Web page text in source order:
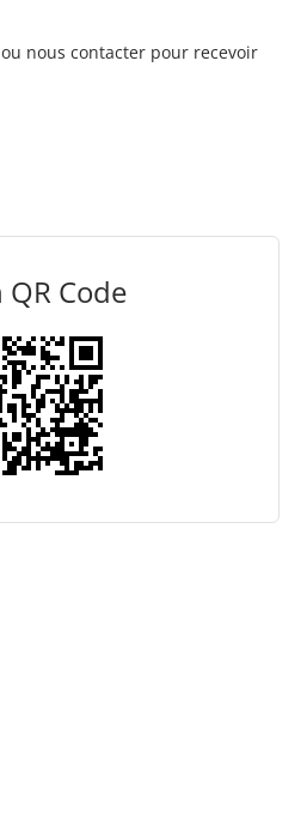
nous contacter pour recevoir
QR Code